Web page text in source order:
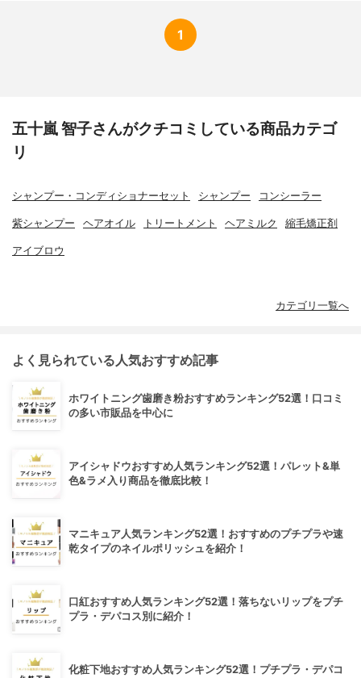
1
五十嵐 智子さんがクチコミしている商品カテゴ
リ
シャンプー・コンディショナーセット シャンプー コンシーラー
紫シャンプー ヘアオイル トリートメント ヘアミルク 縮毛矯正剤
アイブロウ
カテゴリ一覧へ
よく見られている人気おすすめ記事
ホワイトニング歯磨き粉おすすめランキング52選！口コミ
の多い市販品を中心に
アイシャドウおすすめ人気ランキング52選！パレット&単
色&ラメ入り商品を徹底比較！
マニキュア人気ランキング52選！おすすめのプチプラや速
乾タイプのネイルポリッシュを紹介！
口紅おすすめ人気ランキング52選！落ちないリップをプチ
プラ・デパコス別に紹介！
化粧下地おすすめ人気ランキング52選！プチプラ・デパコ